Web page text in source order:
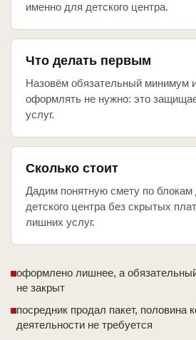
именно для детского центра.
Что делать первым
Назовём обязательный минимум
оформлять не нужно: это
услуг.
Сколько стоит
Дадим понятную смету по блокам
детского центра без скрытых
лишних услуг.
оформлено лишнее, а
не закрыт
посредник продал пакет, половина
деятельности не требуется